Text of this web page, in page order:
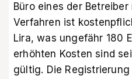
Büro eines der
Verfahren ist
Lira, was ungefähr 180
erhöhten Kosten sind
gültig. Die